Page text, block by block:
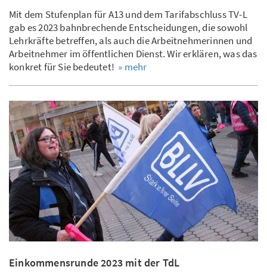
Mit dem Stufenplan für A13 und dem Tarifabschluss TV-L
gab es 2023 bahnbrechende Entscheidungen, die sowohl
Lehrkräfte betreffen, als auch die Arbeitnehmerinnen und
Arbeitnehmer im öffentlichen Dienst. Wir erklären, was das
konkret für Sie bedeutet! » mehr
Einkommensrunde 2023 mit der TdL